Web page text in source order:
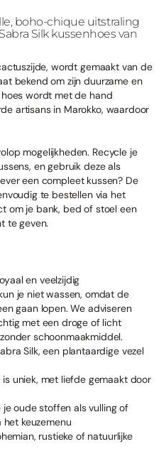
boho-chique uitstraling
Silk kussenhoes van
wordt gemaakt van de
bekend om zijn duurzame en
hoes wordt met de hand
artisans in Marokko, waardoor
mogelijkheden. Recycle je
en gebruik deze als
een compleet kussen? De
te bestellen via het
om je bank, bed of stoel een
te geven.
en veelzijdig
je niet wassen, omdat de
gaan lopen. We adviseren
met een droge of licht
schoonmaakmiddel.
Silk, een plantaardige vezel
is uniek, met liefde gemaakt door
je oude stoffen als vulling of
keuzemenu
rustieke of natuurlijke